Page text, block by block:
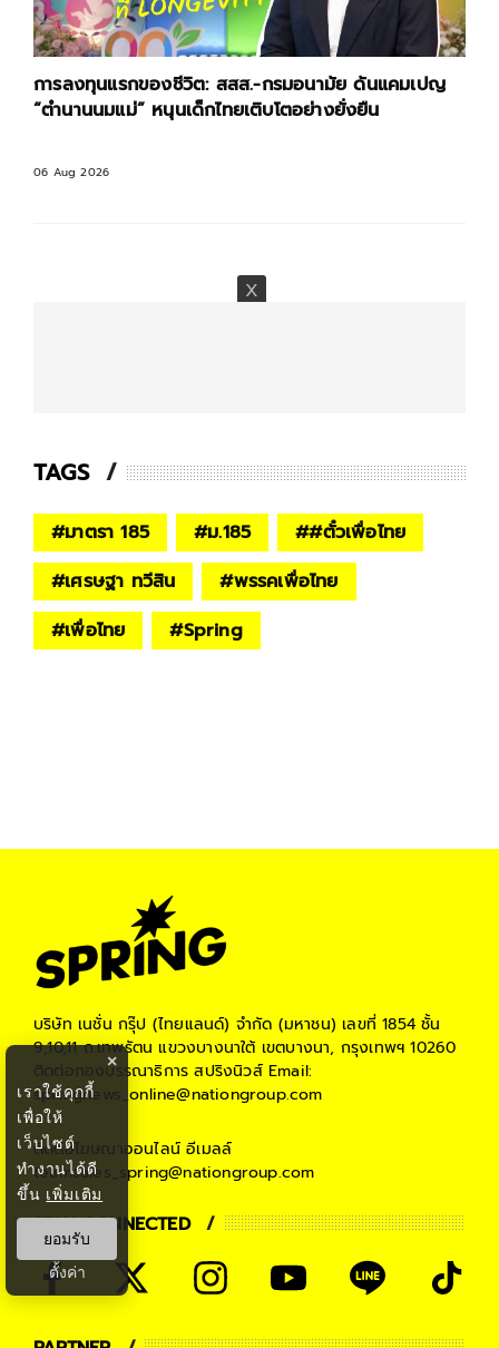
การลงทุนแรกของชีวิต: สสส.-กรมอนามัย ดันแคมเปญ
“ตำนานนมแม่” หนุนเด็กไทยเติบโตอย่างยั่งยืน
06 Aug 2026
TAGS
#มาตรา 185 #ม.185 ##ตั๋วเพื่อไทย
#เศรษฐา ทวีสิน #พรรคเพื่อไทย
#เพื่อไทย #Spring
บริษัท เนชั่น กรุ๊ป (ไทยแลนด์) จำกัด (มหาชน) เลขที่ 1854 ชั้น
9,10,11 ถ.เทพรัตน แขวงบางนาใต้ เขตบางนา, กรุงเทพฯ 10260
ติดต่อกองบรรณาธิการ สปริงนิวส์Email:
springnews_online@nationgroup.com
ติดต่อโฆษณาออนไลน์ อีเมลล์
teamsales_spring@nationgroup.com
STAY CONNECTED
×
เราใช้คุกกี้
เพื่อให้
เว็บไซต์
ทำงานได้ดี
ขึ้น เพิ่มเติม
ยอมรับ
ตั้งค่า